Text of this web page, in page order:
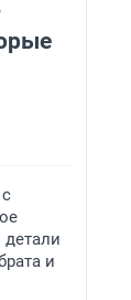
и